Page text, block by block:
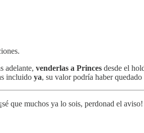
adelante, venderlas a Princes desde el
incluido ya, su valor podría haber quedado
que muchos ya lo sois, perdonad el